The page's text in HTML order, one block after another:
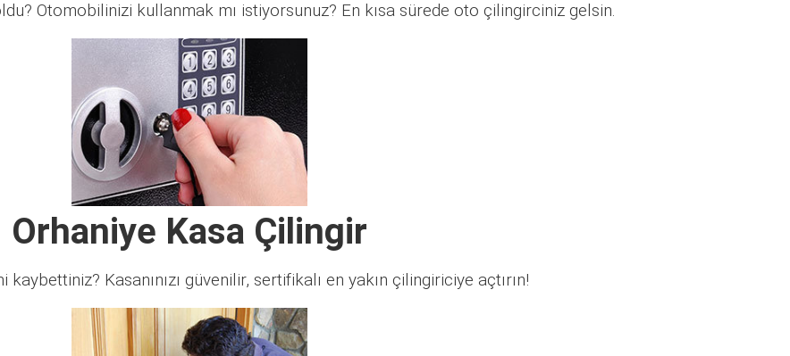
Otomobilinizi kullanmak mı istiyorsunuz? En kısa sürede oto çilingirciniz gelsin.
Orhaniye Kasa Çilingir
kaybettiniz? Kasanınızı güvenilir, sertifikalı en yakın çilingiriciye açtırın!